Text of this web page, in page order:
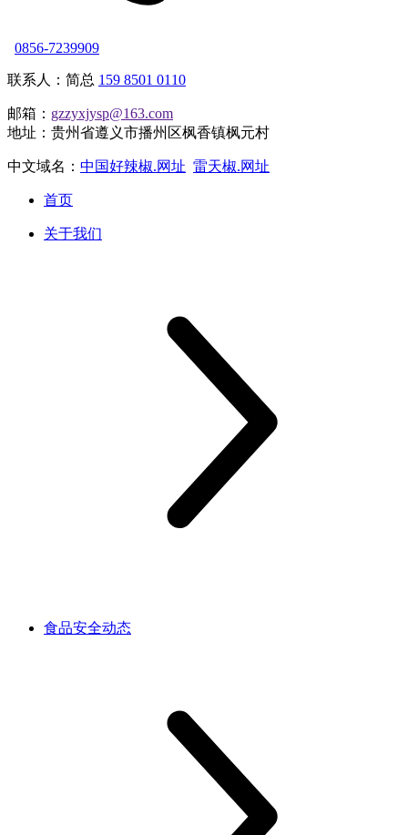
0856-7239909
联系人：简总 159 8501 0110
邮箱： gzzyxjysp@163.com
地址：贵州省遵义市播州区枫香镇枫元村
中文域名： 中国好辣椒.网址 雷天椒.网址
首页
关于我们
食品安全动态